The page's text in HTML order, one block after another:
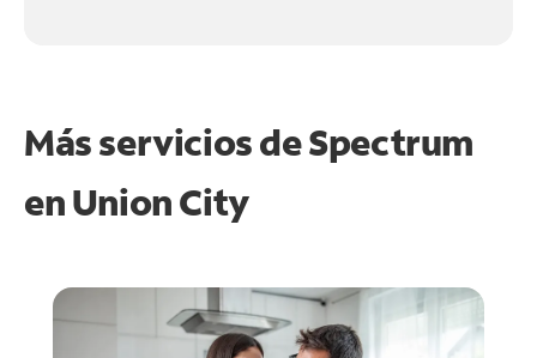
Más servicios de Spectrum
enUnion City